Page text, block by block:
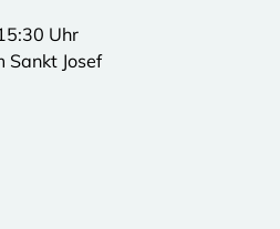
Uhr
Sankt Josef